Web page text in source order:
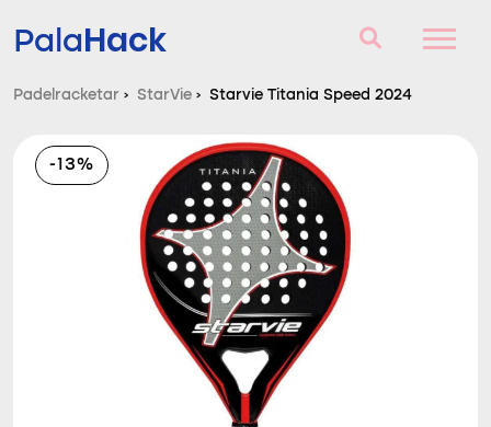
PalaHack
Padelracketar
Frågor och svar
Komparator
Padelracketar › StarVie › Starvie Titania Speed 2024
-13%